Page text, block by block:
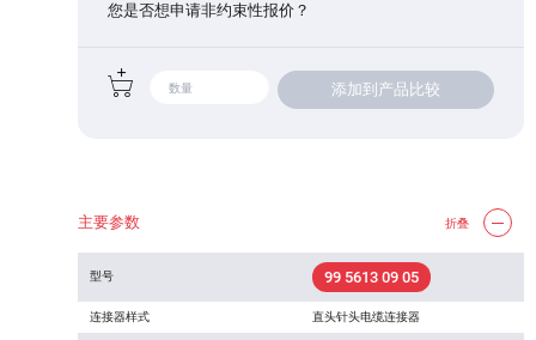
您是否想申请非约束性报价？
添加到产品比较
主要参数 折叠
型号 99 5613 09 05
连接器样式 直头针头电缆连接器